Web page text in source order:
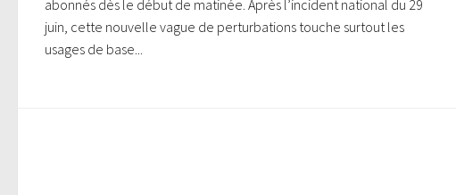
abonnés dès le début de matinée. Après l’incident national du 29
juin, cette nouvelle vague de perturbations touche surtout les
usages de base...